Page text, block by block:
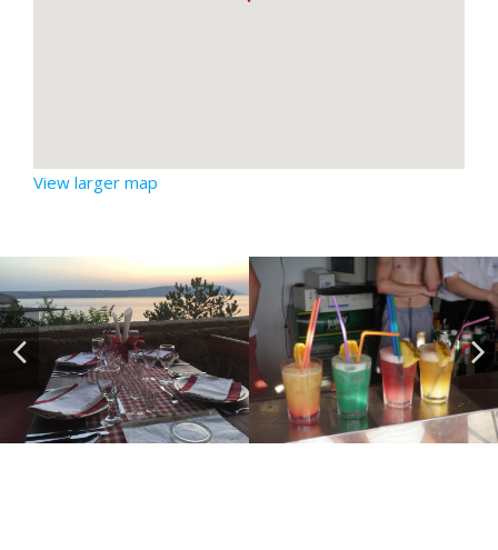
View larger map